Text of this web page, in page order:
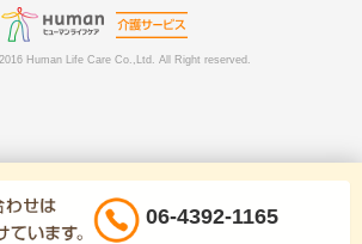
ことがあります。また利用者及びその関係者、当
を生じさせた、あるいは損害を生じさせるおそれ
いしは関係諸機関へ通報、通知する場合がありま
いただく場合がございますのでご了承下さい。な
パスワードの失念等）により、開示等ができない
より所定の手続きをご案内いたします。ただし、
06-4392-1165
Human Life Care Co.,Ltd. All Right reserved.